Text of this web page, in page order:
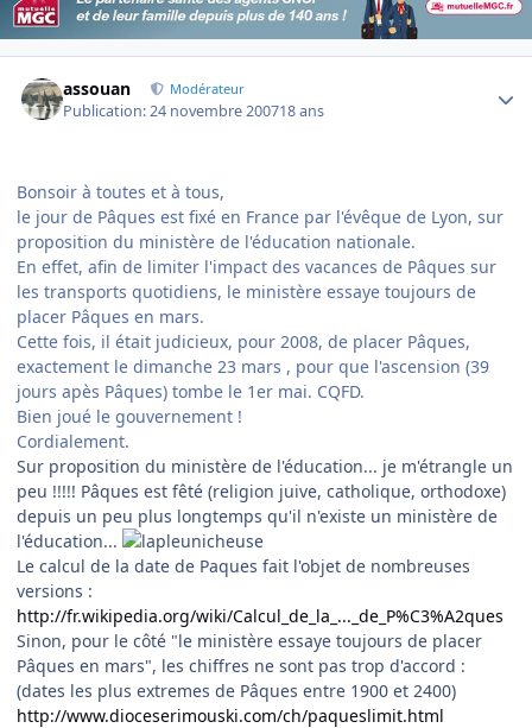
assouan Modérateur
Publication:24 novembre 200718 ans
Bonsoir à toutes et à tous,
le jour de Pâques est fixé en France par l'évêque de Lyon, sur
proposition du ministère de l'éducation nationale.
En effet, afin de limiter l'impact des vacances de Pâques sur
les transports quotidiens, le ministère essaye toujours de
placer Pâques en mars.
Cette fois, il était judicieux, pour 2008, de placer Pâques,
exactement le dimanche 23 mars , pour que l'ascension (39
jours apès Pâques) tombe le 1er mai. CQFD.
Bien joué le gouvernement !
Cordialement.
Sur proposition du ministère de l'éducation... je m'étrangle un
peu !!!!! Pâques est fêté (religion juive, catholique, orthodoxe)
depuis un peu plus longtemps qu'il n'existe un ministère de
l'éducation...
Le calcul de la date de Paques fait l'objet de nombreuses
versions :
http://fr.wikipedia.org/wiki/Calcul_de_la_..._de_P%C3%A2ques
Sinon, pour le côté "le ministère essaye toujours de placer
Pâques en mars", les chiffres ne sont pas trop d'accord :
(dates les plus extremes de Pâques entre 1900 et 2400)
http://www.dioceserimouski.com/ch/paqueslimit.html